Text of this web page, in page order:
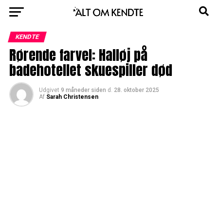
KENDTE
Rørende farvel: Halløj på
badehotellet skuespiller død
Udgivet 9 måneder siden d. 28. oktober 2025
Af Sarah Christensen